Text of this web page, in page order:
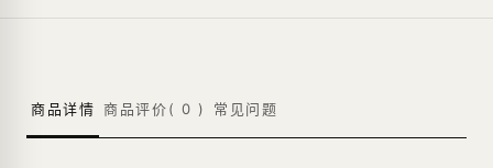
商品详情 商品评价( 0 ) 常见问题